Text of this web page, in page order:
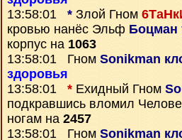
13:58:01 * Злой Гном
кровью нанёс Эльф Боцман
корпус на 1063
13:58:01 Гном Sonikman
здоровья
13:58:01 * Ехидный Гном
подкравшись вломил
ногам на 2457
13:58:01 Гном Sonikman